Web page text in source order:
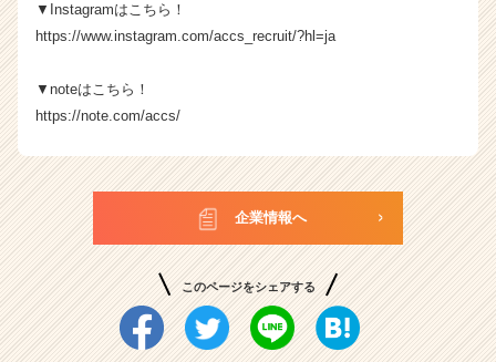
r
▼Instagramはこちら！
https://www.instagram.com/accs_recruit/?hl=ja
▼noteはこちら！
https://note.com/accs/
企業情報へ
このページをシェアする